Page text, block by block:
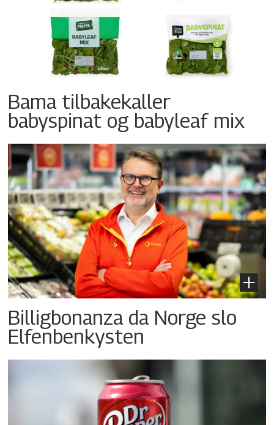
Bama tilbakekaller
babyspinat og babyleaf mix
Billigbonanza da Norge slo
Elfenbenkysten